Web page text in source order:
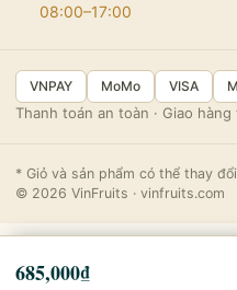
08:00–17:00
VNPAY MoMo VISA
Thanh toán an toàn · Giao
* Giỏ và sản phẩm có thể thay
© 2026 VinFruits · vinfruits.com
685,000₫